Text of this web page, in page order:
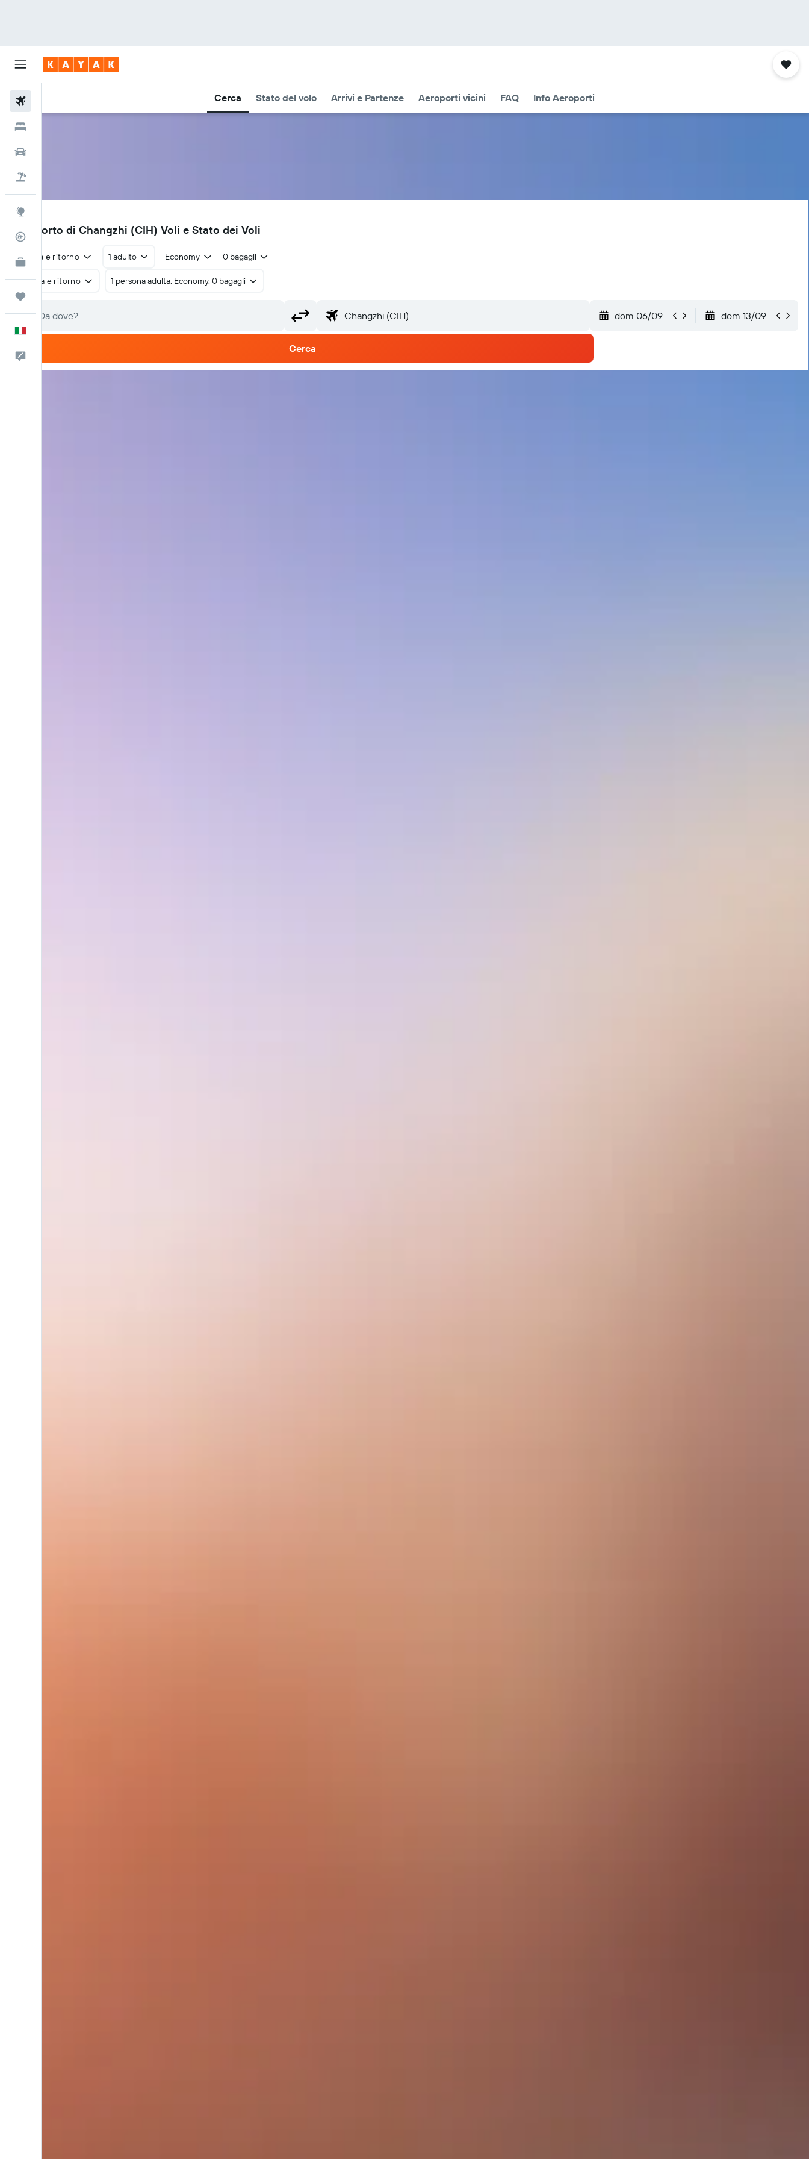
Cerca Stato del volo Arrivi e Partenze Aeroporti vicini FAQ Info Aeroporti
Tracker voli
KAYAK Business
NOVITÀ
CIH
Aeroporto di Changzhi (CIH) Voli e Stato dei Voli
Andata e ritorno 1 adulto Economy 0 bagagli
Andata e ritorno 1 persona adulta, Economy, 0 bagagli
dom 06/09 dom 13/09
Cerca